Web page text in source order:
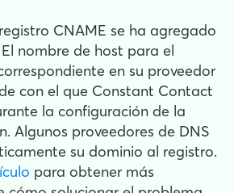
CNAME se ha agregado
nombre de host para el
en su proveedor
con el que Constant Contact
la configuración de la
Algunos proveedores de DNS
su dominio al registro.
para obtener más